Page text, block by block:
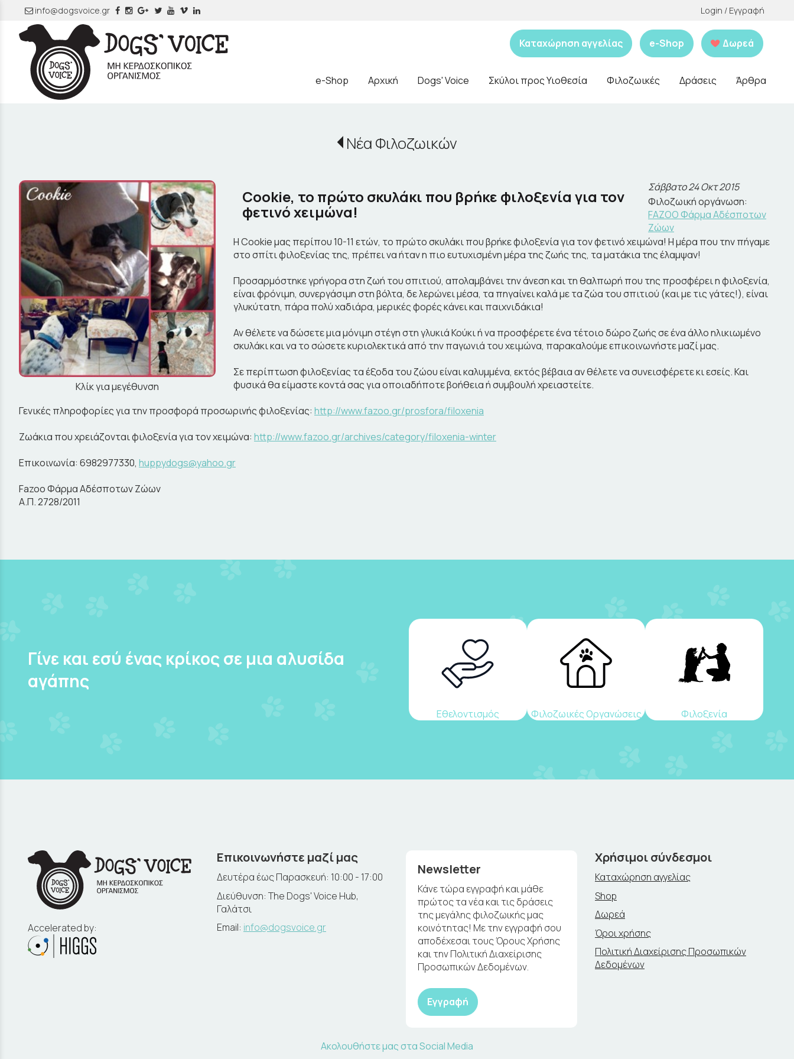
info@dogsvoice.gr Login / Εγγραφή
Καταχώρηση αγγελίας e-Shop Δωρεά
e-Shop Αρχική Dogs' Voice Σκύλοι προς Υιοθεσία Φιλοζωικές Δράσεις Άρθρα
Νέα Φιλοζωικών
Κλίκ για μεγέθυνση
Cookie, το πρώτο σκυλάκι που βρήκε φιλοξενία για τον
φετινό χειμώνα!
Σάββατο 24 Οκτ 2015
Φιλοζωική οργάνωση:
FAZOO Φάρμα Αδέσποτων
Ζώων
Η Cookie μας περίπου 10-11 ετών, το πρώτο σκυλάκι που βρήκε φιλοξενία για τον φετινό χειμώνα! Η μέρα που την πήγαμε
στο σπίτι φιλοξενίας της, πρέπει να ήταν η πιο ευτυχισμένη μέρα της ζωής της, τα ματάκια της έλαμψαν!
Προσαρμόστηκε γρήγορα στη ζωή του σπιτιού, απολαμβάνει την άνεση και τη θαλπωρή που της προσφέρει η φιλοξενία,
είναι φρόνιμη, συνεργάσιμη στη βόλτα, δε λερώνει μέσα, τα πηγαίνει καλά με τα ζώα του σπιτιού (και με τις γάτες!), είναι
γλυκύτατη, πάρα πολύ χαδιάρα, μερικές φορές κάνει και παιχνιδάκια!
Αν θέλετε να δώσετε μια μόνιμη στέγη στη γλυκιά Κούκι ή να προσφέρετε ένα τέτοιο δώρο ζωής σε ένα άλλο ηλικιωμένο
σκυλάκι και να το σώσετε κυριολεκτικά από την παγωνιά του χειμώνα, παρακαλούμε επικοινωνήστε μαζί μας.
Σε περίπτωση φιλοξενίας τα έξοδα του ζώου είναι καλυμμένα, εκτός βέβαια αν θέλετε να συνεισφέρετε κι εσείς. Και
φυσικά θα είμαστε κοντά σας για οποιαδήποτε βοήθεια ή συμβουλή χρειαστείτε.
Γενικές πληροφορίες για την προσφορά προσωρινής φιλοξενίας: http://www.fazoo.gr/prosfora/filoxenia
Ζωάκια που χρειάζονται φιλοξενία για τον χειμώνα: http://www.fazoo.gr/archives/category/filoxenia-winter
Επικοινωνία: 6982977330, huppydogs@yahoo.gr
Fazoo Φάρμα Αδέσποτων Ζώων
Α.Π. 2728/2011
Γίνε και εσύ ένας κρίκος σε μια αλυσίδα
αγάπης
Εθελοντισμός Φιλοζωικές Οργανώσεις Φιλοξενία
Accelerated by:
Επικοινωνήστε μαζί μας
Δευτέρα έως Παρασκευή: 10:00 - 17:00
Διεύθυνση: The Dogs' Voice Hub,
Γαλάτσι
Email: info@dogsvoice.gr
Newsletter
Κάνε τώρα εγγραφή και μάθε
πρώτος τα νέα και τις δράσεις
της μεγάλης φιλοζωικής μας
κοινότητας! Με την εγγραφή σου
αποδέχεσαι τους Όρους Χρήσης
και την Πολιτική Διαχείρισης
Προσωπικών Δεδομένων.
Εγγραφή
Χρήσιμοι σύνδεσμοι
Καταχώρηση αγγελίας
Shop
Δωρεά
Όροι χρήσης
Πολιτική Διαχείρισης Προσωπικών
Δεδομένων
Ακολουθήστε μας στα Social Media